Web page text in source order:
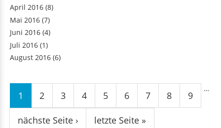
April 2016 (8)
Mai 2016 (7)
Juni 2016 (4)
Juli 2016 (1)
August 2016 (6)
Seiten
1 2 3 4 5 6 7 8 9
…
nächste Seite › letzte Seite »